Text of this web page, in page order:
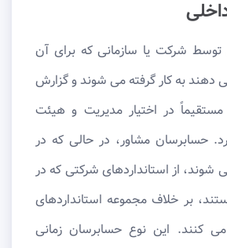
شرکت یا سازمانی که برای آن
دهند به کار گرفته می شوند و گزارش
در اختیار مدیریت و هیئت
حسابرسان مشاور، در حالی که در
شوند، از استانداردهای شرکتی که در
بر خلاف مجموعه استانداردهای
می کنند. این نوع حسابرسان زمانی